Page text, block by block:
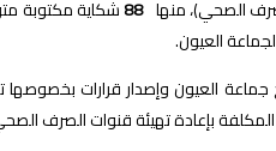
الصحي)، منها88شكاية مكتوبة
العيون.
العيون وإصدار قرارات بخصوصها
بإعادة تهيئة قنوات الصرف